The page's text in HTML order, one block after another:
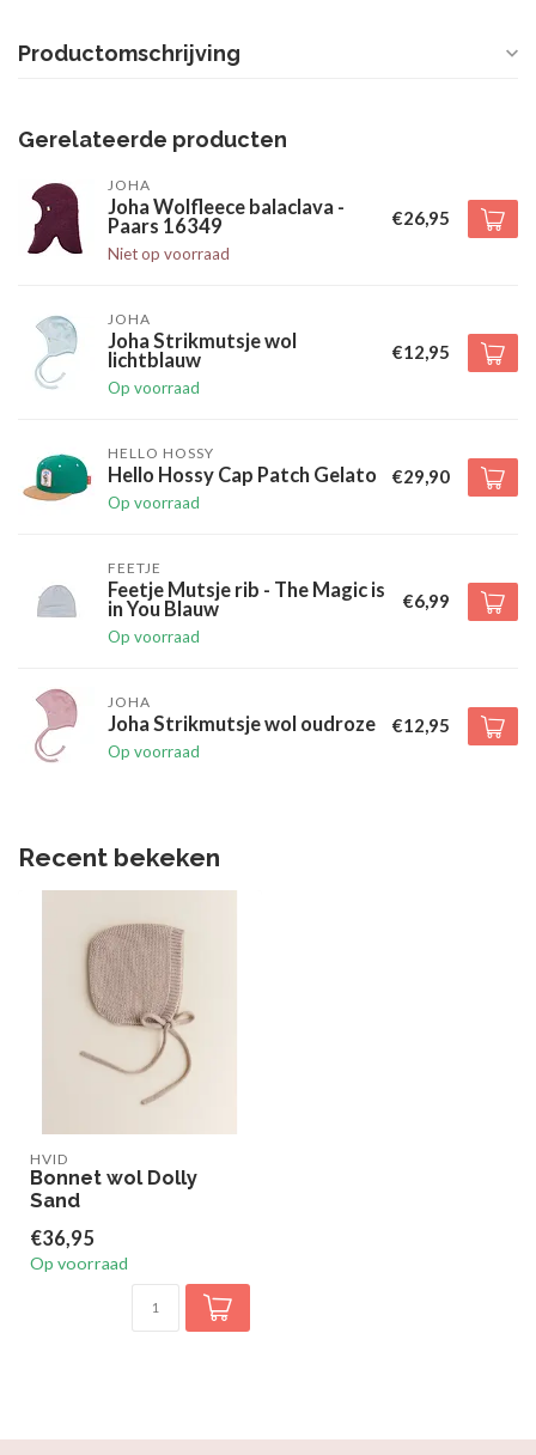
Productomschrijving
Gerelateerde producten
JOHA
Joha Wolfleece balaclava -
Paars 16349
Niet op voorraad
€26,95
JOHA
Joha Strikmutsje wol
lichtblauw
Op voorraad
€12,95
HELLO HOSSY
Hello Hossy Cap Patch Gelato
Op voorraad
€29,90
FEETJE
Feetje Mutsje rib - The Magic is
in You Blauw
Op voorraad
€6,99
JOHA
Joha Strikmutsje wol oudroze
Op voorraad
€12,95
Recent bekeken
HVID
Bonnet wol Dolly
Sand
€36,95
Op voorraad